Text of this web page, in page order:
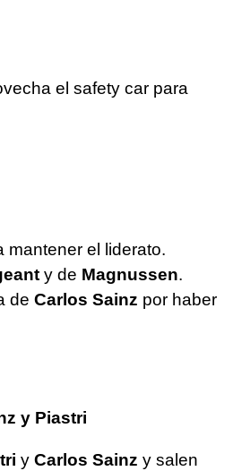
el safety car para
mantener el liderato.
y de Magnussen.
de Carlos Sainz por haber
y Piastri
y Carlos Sainz y salen